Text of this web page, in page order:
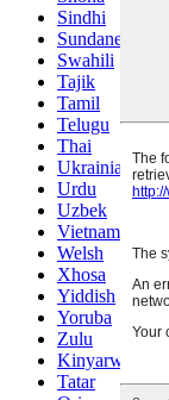
Sindhi
Sundanese
Swahili
Tajik
Tamil
Telugu
Thai
Ukrainian
Urdu
Uzbek
Vietnamese
Welsh
Xhosa
Yiddish
Yoruba
Zulu
Kinyarwanda
Tatar